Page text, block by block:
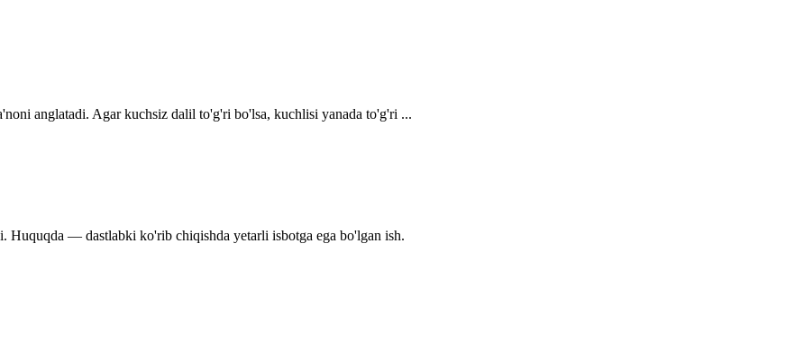
anglatadi. Agar kuchsiz dalil to'g'ri bo'lsa, kuchlisi yanada to'g'ri ...
Huquqda — dastlabki ko'rib chiqishda yetarli isbotga ega bo'lgan ish.